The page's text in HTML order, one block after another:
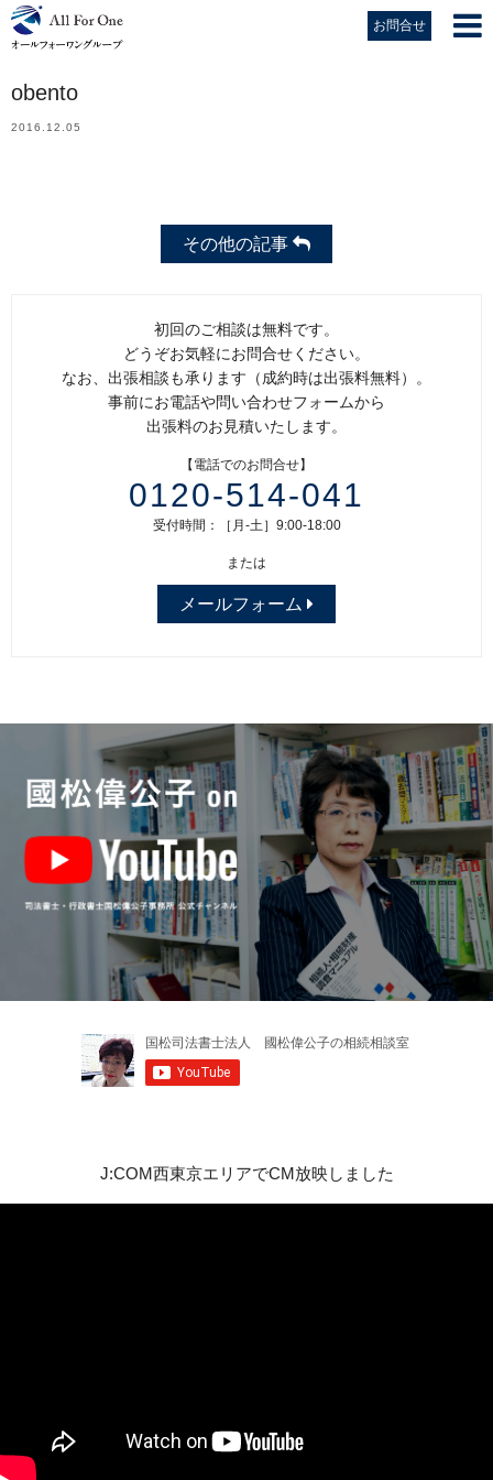
お問合せ
obento
2016.12.05
その他の記事
初回のご相談は無料です。
どうぞお気軽にお問合せください。
なお、出張相談も承ります（成約時は出張料無料）。
事前にお電話や問い合わせフォームから
出張料のお見積いたします。
【電話でのお問合せ】
0120-514-041
受付時間：［月-土］9:00-18:00
または
メールフォーム
J:COM西東京エリアでCM放映しました